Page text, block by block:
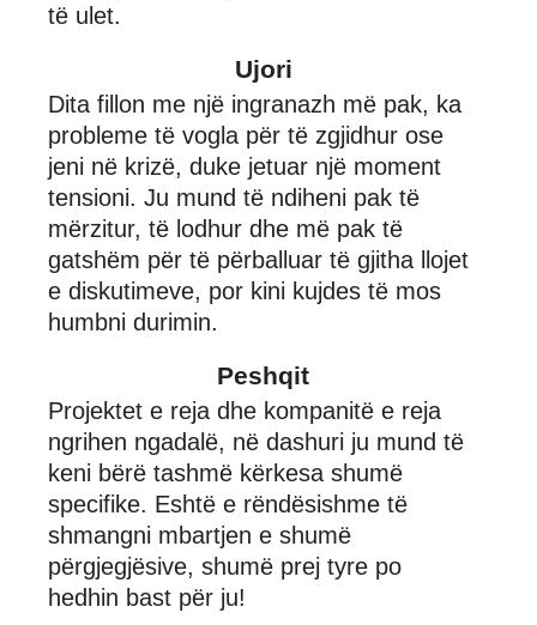
të ulet.
Ujori
Dita fillon me një ingranazh më pak, ka
probleme të vogla për të zgjidhur ose
jeni në krizë, duke jetuar një moment
tensioni. Ju mund të ndiheni pak të
mërzitur, të lodhur dhe më pak të
gatshëm për të përballuar të gjitha llojet
e diskutimeve, por kini kujdes të mos
humbni durimin.
Peshqit
Projektet e reja dhe kompanitë e reja
ngrihen ngadalë, në dashuri ju mund të
keni bërë tashmë kërkesa shumë
specifike. Eshtë e rëndësishme të
shmangni mbartjen e shumë
përgjegjësive, shumë prej tyre po
hedhin bast për ju!